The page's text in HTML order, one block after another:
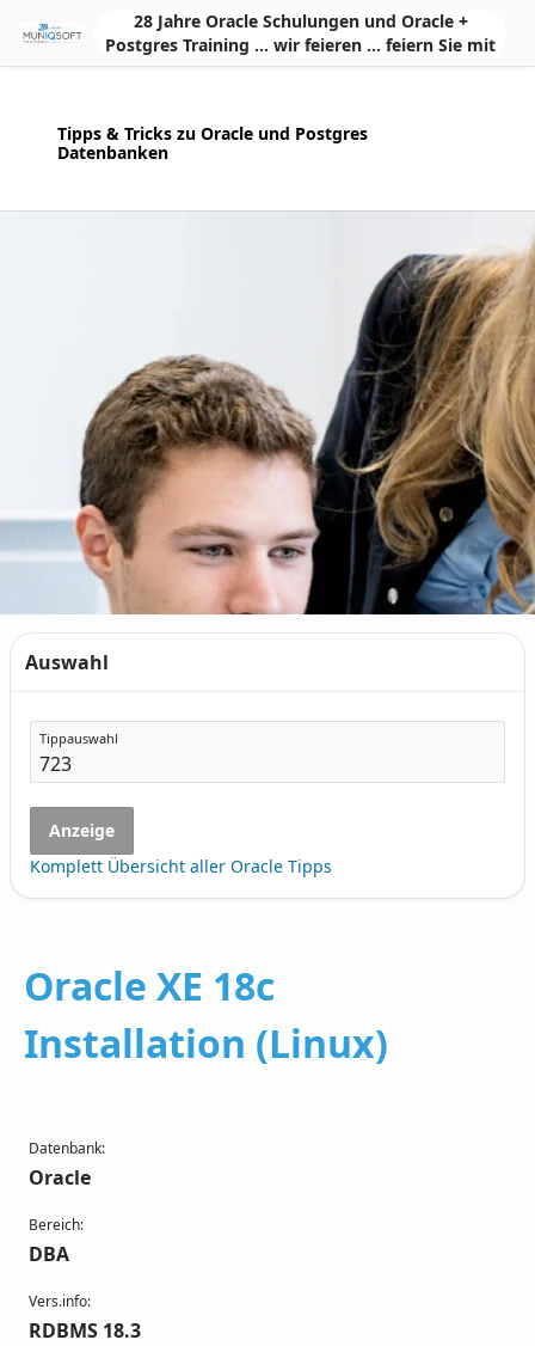
Skip to Main Content28 Jahre Oracle Schulungen und Oracle +
Postgres Training ... wir feieren ... feiern Sie mit
Tipps & Tricks zu Oracle und Postgres
Datenbanken
Auswahl
Tippauswahl
Anzeige
Komplett Übersicht aller Oracle Tipps
Oracle XE 18c
Installation (Linux)
Datenbank:
Oracle
Bereich:
DBA
Vers.info:
RDBMS 18.3